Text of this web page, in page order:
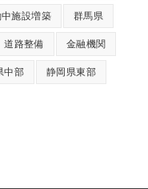
施設増築 群馬県
道路整備 金融機関
中部 静岡県東部